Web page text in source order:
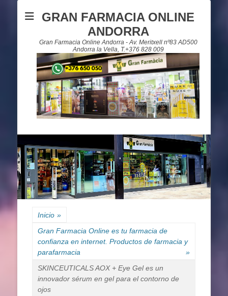
GRAN FARMACIA ONLINE
ANDORRA
Gran Farmacia Online Andorra - Av. Meritxell nº83 AD500
Andorra la Vella, T.+376 828 009
Inicio »
Gran Farmacia Online es tu farmacia de
confianza en internet. Productos de farmacia y
parafarmacia
»
SKINCEUTICALS AOX + Eye Gel es un
innovador sérum en gel para el contorno de
ojos